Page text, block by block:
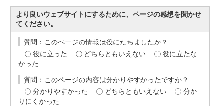
より良いウェブサイトにするために、ページの感想を聞かせ
てください。
質問：このページの情報は役にたちましたか？
役に立った
どちらともいえない
役に立たな
かった
質問：このページの内容は分かりやすかったですか？
分かりやすかった
どちらともいえない
分か
りにくかった